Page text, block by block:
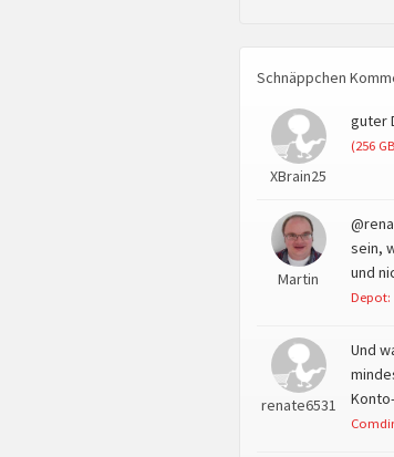
Schnäppchen
XBrain25
guter
(256
Martin
sein,
und
Depot:
renate6531
Und